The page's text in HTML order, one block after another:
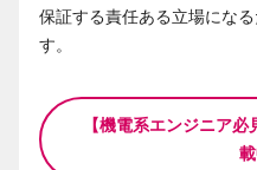
保証する責任ある立場にな
す。
【機電系エンジニア